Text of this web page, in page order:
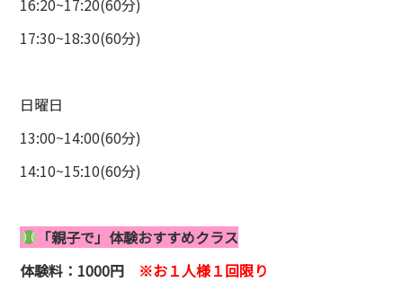
17:30~18:30(60分)
日曜日
13:00~14:00(60分)
14:10~15:10(60分)
「親子で」体験おすすめクラス
体験料：1000円 ※お１人様１回限り